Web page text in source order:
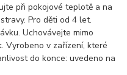
při pokojové teplotě a na
Pro děti od 4 let.
Uchovávejte mimo
Vyrobeno v zařízení, které
do konce: uvedeno na